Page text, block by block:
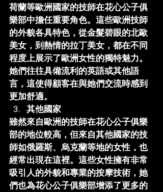
荷蘭等歐洲國家的技師在花心公子俱
樂部中擔任重要角色。這些歐洲技師
的外貌各具特色，從金髮碧眼的北歐
美女，到熱情的拉丁美女，都在不同
程度上展示了歐洲女性的獨特魅力。
她們往往具備流利的英語或其他語
言，這使得顧客在與她們交流時感到
更加舒適。
其他國家
雖然來自歐洲的技師在花心公子俱樂
部的地位較高，但來自其他國家的技
師如俄羅斯、烏克蘭等地的女性，也
經常出現在這裡。這些女性擁有非常
吸引人的外貌和專業的按摩技術，她
們也為花心公子俱樂部增添了更多的